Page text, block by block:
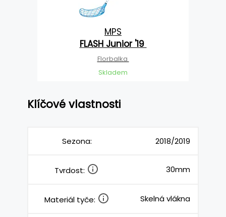
MPS
FLASH Junior '19
Florbalka
Skladem
Klíčové vlastnosti
Sezona: 2018/2019
Tvrdost: 30mm
Materiál tyče: Skelná vlákna